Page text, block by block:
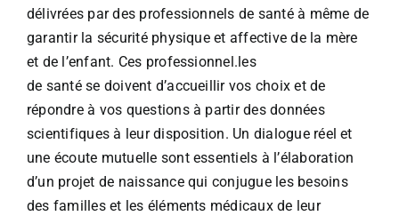
délivrées par des professionnels de santé à même de
garantir la sécurité physique et affective de la mère
et de l’enfant. Ces professionnel.les
de santé se doivent d’accueillir vos choix et de
répondre à vos questions à partir des données
scientifiques à leur disposition. Un dialogue réel et
une écoute mutuelle sont essentiels à l’élaboration
d’un projet de naissance qui conjugue les besoins
des familles et les éléments médicaux de leur